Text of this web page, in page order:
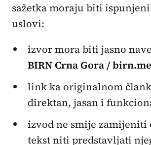
sažetka moraju biti
uslovi:
izvor mora biti jasno
BIRN Crna Gora / birn.me
link ka originalnom
direktan, jasan i
izvod ne smije
tekst niti predstavljati